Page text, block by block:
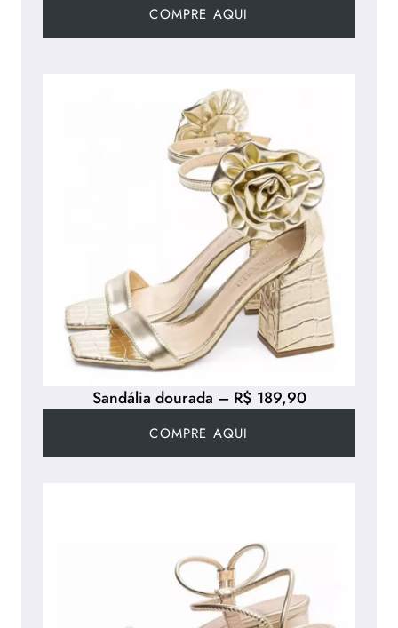
Sandália dourada – R$ 189,90
COMPRE AQUI
COMPRE AQUI